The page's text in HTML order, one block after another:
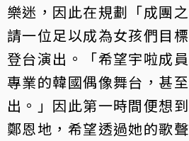
樂迷，因此在規劃「成團
請一位足以成為女孩們目
登台演出。「希望宇啦成
專業的韓國偶像舞台，甚
出。」因此第一時間便想
鄭恩地，希望透過她的歌